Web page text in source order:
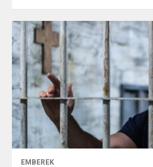
EMBEREK